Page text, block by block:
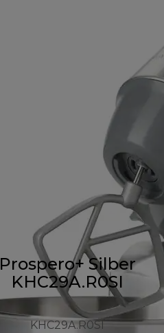
Prospero+ Silber
KHC29A.R0SI
KHC29A.R0SI